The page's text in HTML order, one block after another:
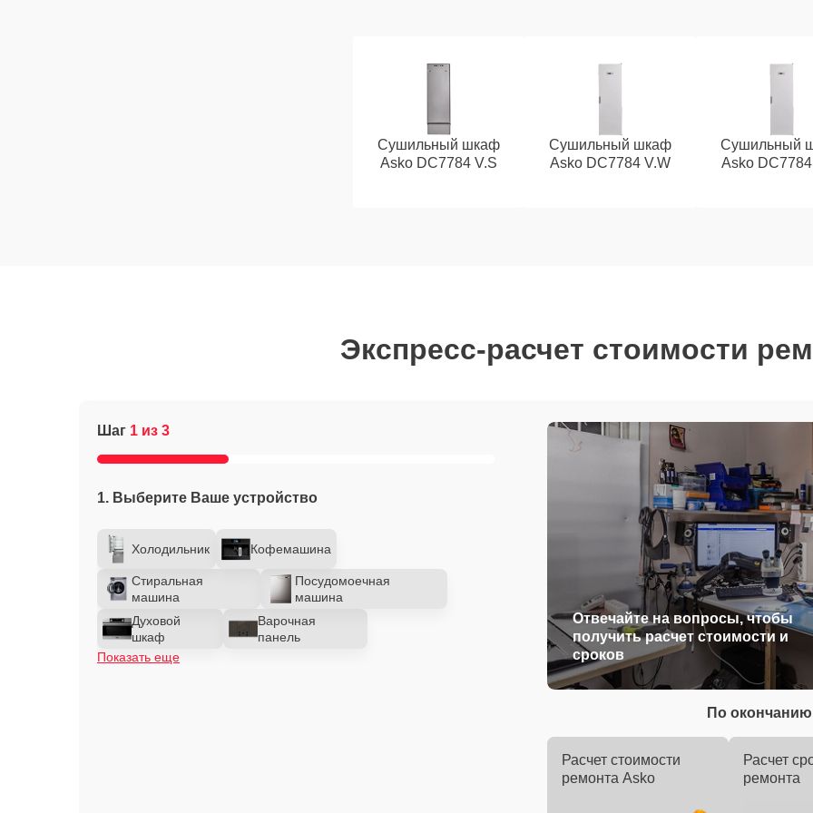
Сушильный шкаф
Asko DC7784 V.S
Сушильный шкаф
Asko DC7784 V.W
Сушильный
Asko
Экспресс-расчет стоимости
Шаг 1 из 3
1. Выберите Ваше устройство
Холодильник Кофемашина
Стиральная
машина
Посудомоечная
машина
Духовой
шкаф
Варочная
панель
Показать еще
Отвечайте на вопросы, чтобы
получить расчет стоимости и
сроков
По окончанию
Расчет стоимости
ремонта Asko
Расчет
ремонта